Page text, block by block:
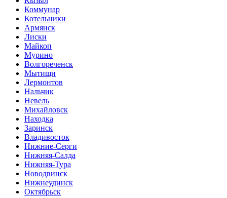
Коммунар
Котельники
Армянск
Лиски
Майкоп
Мурино
Волгореченск
Мытищи
Лермонтов
Нальчик
Невель
Михайловск
Находка
Заринск
Владивосток
Нижние-Серги
Нижняя-Салда
Нижняя-Тура
Новодвинск
Нижнеудинск
Октябрьск